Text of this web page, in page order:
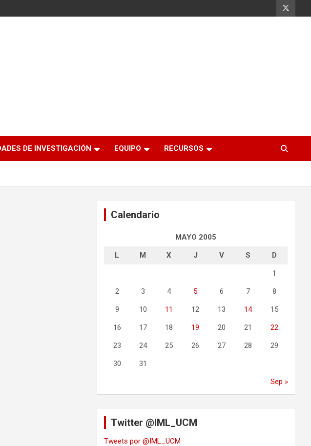
DE INVESTIGACIÓN EQUIPO RECURSOS
Calendario
MAYO 2005
L M X J V S D
1
2 3 4 5 6 7 8
9 10 11 12 13 14 15
16 17 18 19 20 21 22
23 24 25 26 27 28 29
30 31
Sep »
Twitter @IML_UCM
Tweets por @IML_UCM